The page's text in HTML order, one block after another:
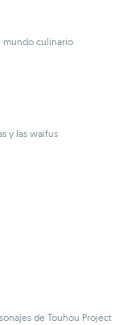
mundo culinario
y las waifus
de Touhou Project